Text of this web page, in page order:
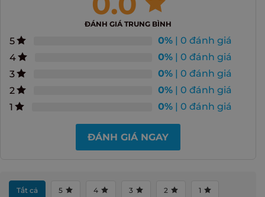
ĐÁNH GIÁ TRUNG BÌNH
5 0% | 0 đánh giá
4
0% | 0 đánh giá
3
0% | 0 đánh giá
2
0% | 0 đánh giá
1
0% | 0 đánh giá
ĐÁNH GIÁ NGAY
Tất cả 5 4 3 2 1